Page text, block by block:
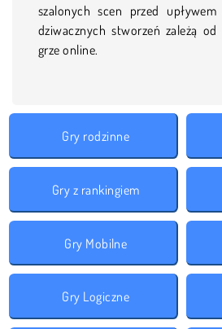
szalonych scen przed
dziwacznych stworzeń zależą
grze online.
Gry rodzinne
Gry z rankingiem
Gry Mobilne
Gry Logiczne